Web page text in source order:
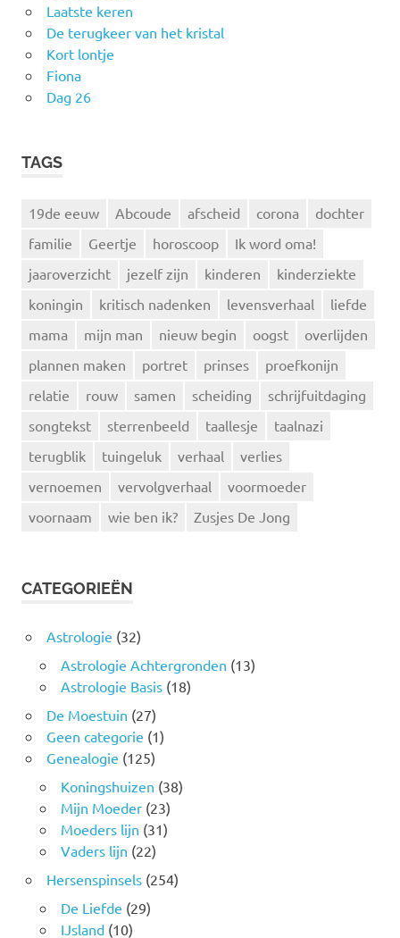
Laatste keren
De terugkeer van het kristal
Kort lontje
Fiona
Dag 26
TAGS
19de eeuw Abcoude afscheid corona
dochter
familie
Geertje horoscoop
Ik word oma!
jaaroverzicht
jezelf zijn kinderen
kinderziekte
koningin
kritisch nadenken levensverhaal
liefde
mama
mijn man nieuw begin oogst
overlijden
plannen maken
portret prinses
proefkonijn
relatie
rouw samen scheiding
schrijfuitdaging
songtekst
sterrenbeeld taallesje
taalnazi
terugblik
tuingeluk verhaal
verlies
vernoemen
vervolgverhaal
voormoeder
voornaam
wie ben ik? Zusjes De Jong
CATEGORIEËN
Astrologie (32)
Astrologie Achtergronden (13)
Astrologie Basis(18)
De Moestuin (27)
Geen categorie (1)
Genealogie (125)
Koningshuizen (38)
Mijn Moeder(23)
Moeders lijn (31)
Vaders lijn (22)
Hersenspinsels(254)
De Liefde (29)
IJsland(10)